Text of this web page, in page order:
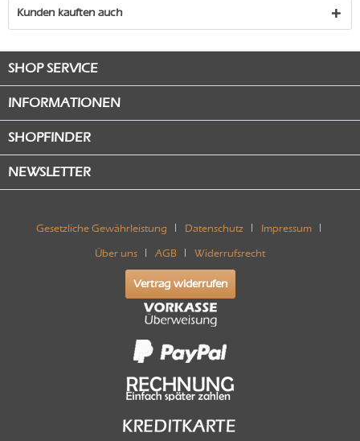
Kunden kauften auch
SHOP SERVICE
INFORMATIONEN
SHOPFINDER
NEWSLETTER
Gesetzliche Gewährleistung Datenschutz Impressum
Über uns AGB Widerrufsrecht
Vertrag widerrufen